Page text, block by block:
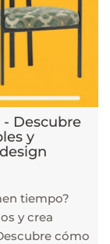
Descubre
y
tiempo?
y crea
cómo